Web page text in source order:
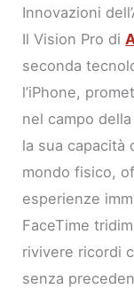
Innovazioni
Il Vision Pro di
seconda
l’iPhone,
nel campo
la sua capacità
mondo fisico,
esperienze
FaceTime
rivivere ricordi
senza